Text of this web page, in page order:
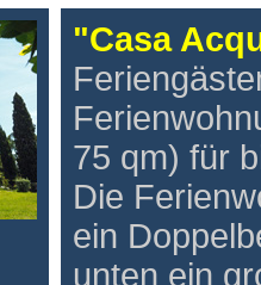
"Casa
75 qm) für
Die
ein
unten ein